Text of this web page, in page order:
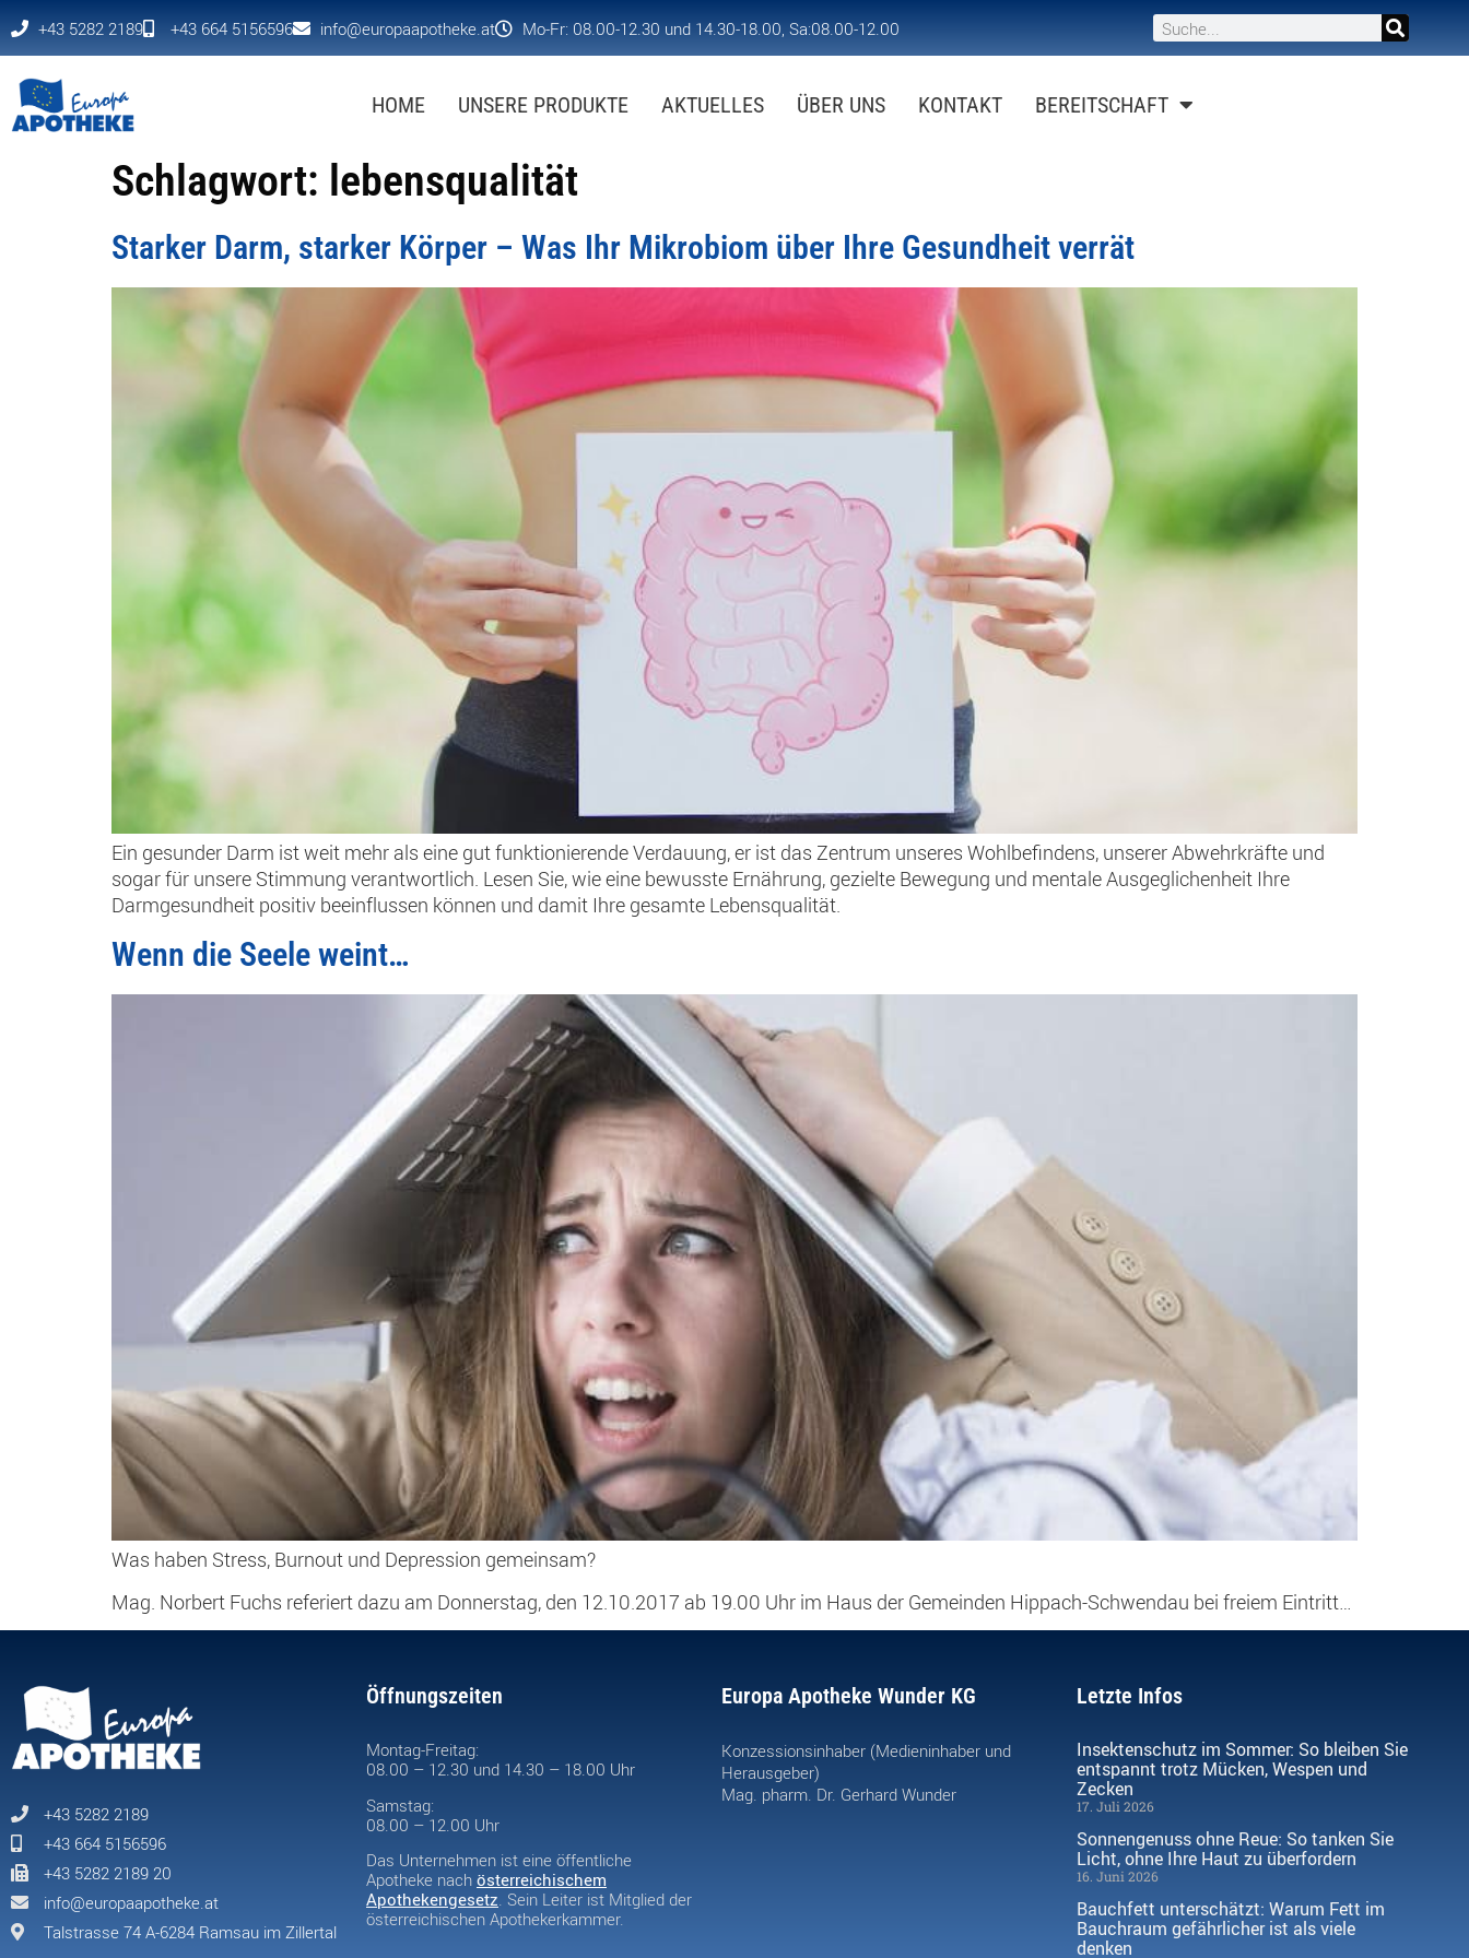
+43 5282 2189 +43 664 5156596 info@europaapotheke.at Mo-Fr: 08.00-12.30 und 14.30-18.00, Sa:08.00-12.00
HOME UNSERE PRODUKTE AKTUELLES ÜBER UNS KONTAKT BEREITSCHAFT
Schlagwort: lebensqualität
Starker Darm, starker Körper – Was Ihr Mikrobiom über Ihre Gesundheit verrät
Ein gesunder Darm ist weit mehr als eine gut funktionierende Verdauung, er ist das Zentrum unseres Wohlbefindens, unserer Abwehrkräfte und
sogar für unsere Stimmung verantwortlich. Lesen Sie, wie eine bewusste Ernährung, gezielte Bewegung und mentale Ausgeglichenheit Ihre
Darmgesundheit positiv beeinflussen können und damit Ihre gesamte Lebensqualität.
Wenn die Seele weint…
Was haben Stress, Burnout und Depression gemeinsam?
Mag. Norbert Fuchs referiert dazu am Donnerstag, den 12.10.2017 ab 19.00 Uhr im Haus der Gemeinden Hippach-Schwendau bei freiem Eintritt…
+43 5282 2189
+43 664 5156596
+43 5282 2189 20
info@europaapotheke.at
Talstrasse 74 A-6284 Ramsau im Zillertal
Öffnungszeiten
Montag-Freitag:
08.00 – 12.30 und 14.30 – 18.00 Uhr
Samstag:
08.00 – 12.00 Uhr
Das Unternehmen ist eine öffentliche
Apotheke nach österreichischem
Apothekengesetz. Sein Leiter ist Mitglied der
österreichischen Apothekerkammer.
Europa Apotheke Wunder KG
Konzessionsinhaber (Medieninhaber und
Herausgeber)
Mag. pharm. Dr. Gerhard Wunder
Letzte Infos
Insektenschutz im Sommer: So bleiben Sie
entspannt trotz Mücken, Wespen und
Zecken
17. Juli 2026
Sonnengenuss ohne Reue: So tanken Sie
Licht, ohne Ihre Haut zu überfordern
16. Juni 2026
Bauchfett unterschätzt: Warum Fett im
Bauchraum gefährlicher ist als viele
denken